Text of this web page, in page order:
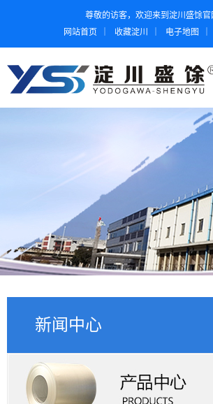
尊敬的访客，欢迎来到淀川盛馀官
网站首页
收藏淀川 电子地图
新闻中心